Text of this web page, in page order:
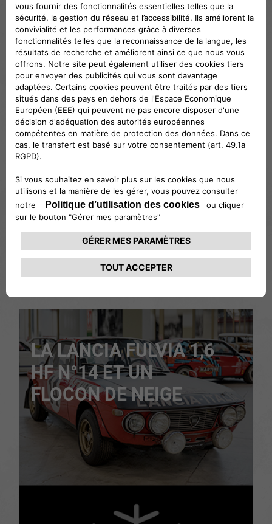
TAXI ET CETTE
LAMPE
LA LANCIA FULVIA 1,6
HF N°14 ET UN
FLOCON DE NEIGE